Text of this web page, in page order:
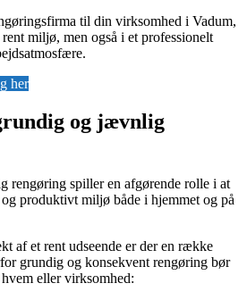
til din virksomhed i Vadum,
miljø, men også i et professionelt
her
og jævnlig
rengøring spiller en afgørende rolle i at
produktivt miljø både i hjemmet og på
af et rent udseende er der en række
grundig og konsekvent rengøring bør
eller virksomhed: